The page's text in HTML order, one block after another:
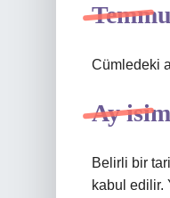
Cümledeki
Ay
Belirli bir
kabul edilir.